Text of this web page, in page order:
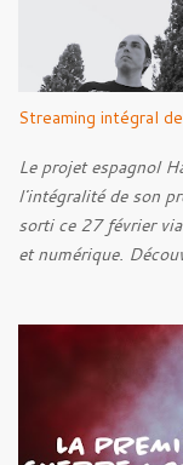
Streaming intégral
Le projet espagnol
l'intégralité de son
sorti ce 27 février
et numérique.
Rebellion Against
Sense Of Fear